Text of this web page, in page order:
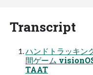
Transcript
ハンドトラッキン
間ゲーム
TAAT